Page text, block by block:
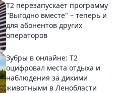
Т2 перезапускает программу
"Выгодно вместе" – теперь и
для абонентов других
операторов
Зубры в онлайне: Т2
оцифровал места отдыха и
наблюдения за дикими
животными в Ленобласти